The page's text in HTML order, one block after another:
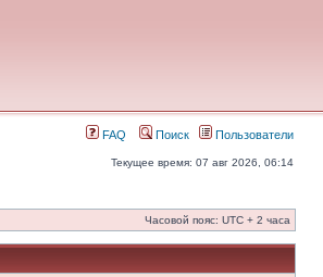
FAQ Поиск Пользователи
Текущее время: 07 авг 2026, 06:14
Часовой пояс: UTC + 2 часа